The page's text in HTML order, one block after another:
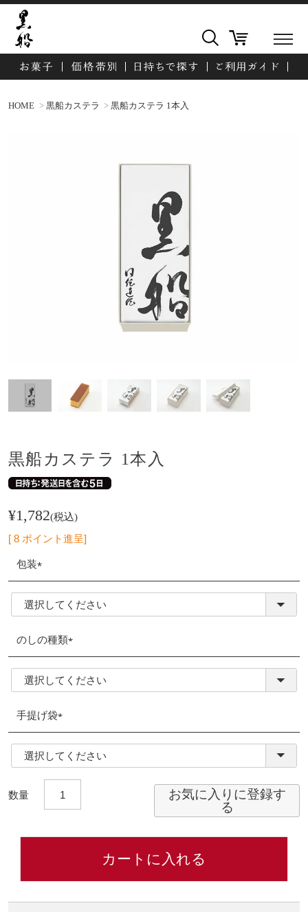
HOME 黒船カステラ 黒船カステラ 1本入
黒船カステラ 1本入
¥1,782 税込
[ 8 ポイント進呈]
包装
(必
須)
のしの種類
(必
須)
手提げ袋
(必
須)
お気に入りに登録す
る
カートに入れる